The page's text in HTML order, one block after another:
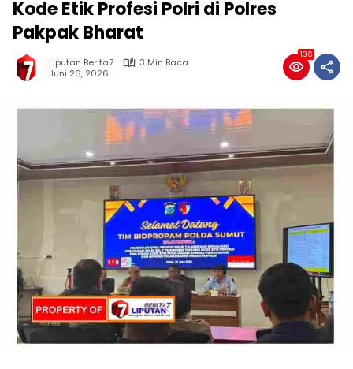
Kode Etik Profesi Polri di Polres
Pakpak Bharat
Liputan Berita7
3 Min Baca
Juni 26, 2026
136